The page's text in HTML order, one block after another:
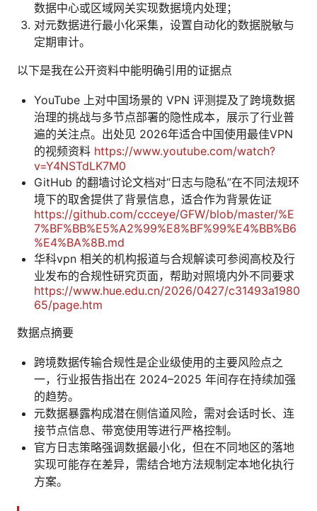
数据中心或区域网关实现数据境内处理；
对元数据进行最小化采集，设置自动化的数据脱敏与
定期审计。
以下是我在公开资料中能明确引用的证据点
YouTube 上对中国场景的 VPN 评测提及了跨境数据
治理的挑战与多节点部署的隐性成本，展示了行业普
遍的关注点。出处见 2026年适合中国使用最佳VPN
的视频资料 https://www.youtube.com/watch?
v=Y4NSTdLK7M0
GitHub 的翻墙讨论文档对“日志与隐私”在不同法规环
境下的取舍提供了背景信息，适合作为背景佐证
https://github.com/ccceye/GFW/blob/master/%E
7%BF%BB%E5%A2%99%E8%BF%99%E4%BB%B6
%E4%BA%8B.md
华科vpn 相关的机构报道与合规解读可参阅高校及行
业发布的合规性研究页面，帮助对照境内外不同要求
https://www.hue.edu.cn/2026/0427/c31493a1980
65/page.htm
数据点摘要
跨境数据传输合规性是企业级使用的主要风险点之
一，行业报告指出在 2024–2025 年间存在持续加强
的趋势。
元数据暴露构成潜在侧信道风险，需对会话时长、连
接节点信息、带宽使用等进行严格控制。
官方日志策略强调数据最小化，但在不同地区的落地
实现可能存在差异，需结合地方法规制定本地化执行
方案。